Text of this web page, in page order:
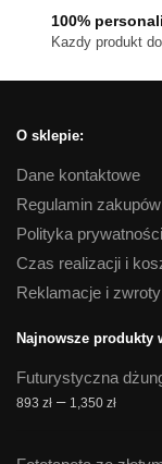
100%
Kazdy produkt
O sklepie:
Dane kontaktowe
Regulamin zakupów
Polityka prywatności
Czas realizacji i
Reklamacje i zwroty
Najnowsze produkty
Futurystyczna
893 zł – 1,350 złZakres